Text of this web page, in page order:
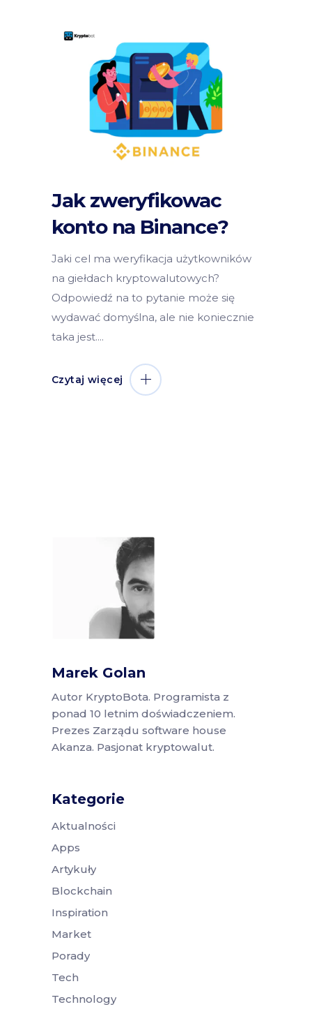
Jak zweryfikowac
konto na Binance?
Jaki cel ma weryfikacja użytkowników
na giełdach kryptowalutowych?
Odpowiedź na to pytanie może się
wydawać domyślna, ale nie koniecznie
taka jest.
Czytaj więcej
Marek Golan
Autor KryptoBota. Programista z
ponad 10 letnim doświadczeniem.
Prezes Zarządu software house
Akanza. Pasjonat kryptowalut.
Kategorie
Aktualności
Apps
Artykuły
Blockchain
Inspiration
Market
Porady
Tech
Technology